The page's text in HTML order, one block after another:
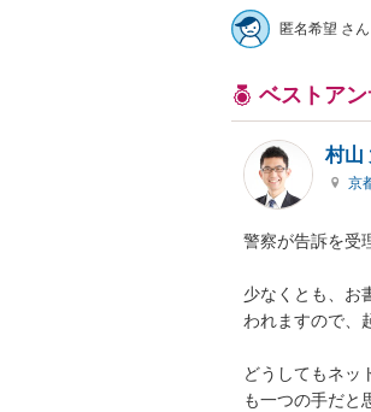
匿名希望 さん
ベストア
村山
京
警察が告訴を受
少なくとも、お
われますので、
どうしてもネッ
も一つの手だと